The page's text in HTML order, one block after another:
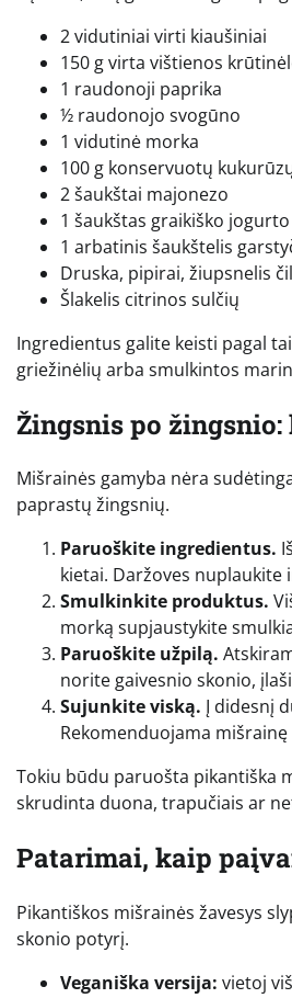
2 vidutiniai virti kiaušiniai
150 g virta vištienos
1 raudonoji paprika
½ raudonojo svogūno
1 vidutinė morka
100 g konservuotų
2 šaukštai majonezo
1 šaukštas graikiško
1 arbatinis šaukštelis
Druska, pipirai, žiupsnelis
Šlakelis citrinos sulčių
Ingredientus galite keisti pagal
griežinėlių arba smulkintos
Žingsnis po
Mišrainės gamyba nėra
paprastų žingsnių.
Paruoškite ingredientus.
kietai. Daržoves nuplaukite
Smulkinkite produktus.
morką supjaustykite
Paruoškite užpilą.
norite gaivesnio skonio,
Sujunkite viską. Į didesnį
Rekomenduojama
Tokiu būdu paruošta pikantiška
skrudinta duona, trapučiais ar
Patarimai, kaip
Pikantiškos mišrainės žavesys
skonio potyrį.
Veganiška versija: vietoj